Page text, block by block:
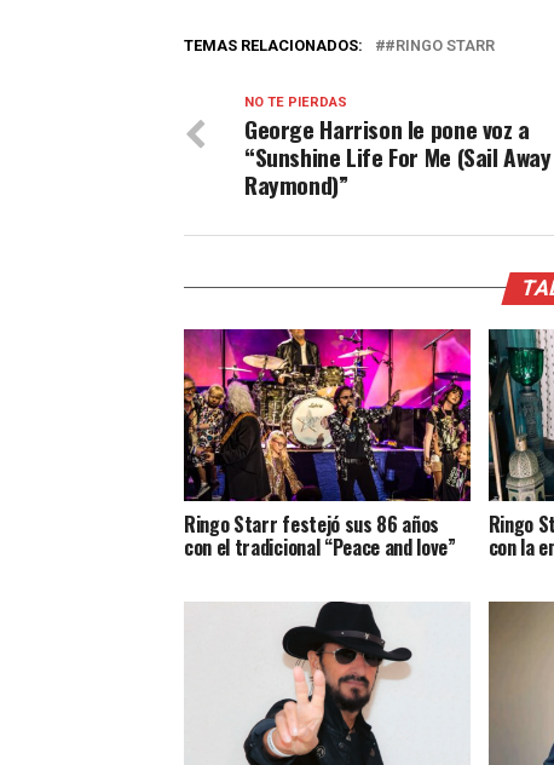
TEMAS RELACIONADOS: #RINGO STARR
NO TE PIERDAS
George Harrison le pone voz a
“Sunshine Life For Me (Sail Away
Raymond)”
Ringo Starr festejó sus 86 años
con el tradicional “Peace and love”
Ringo
con la